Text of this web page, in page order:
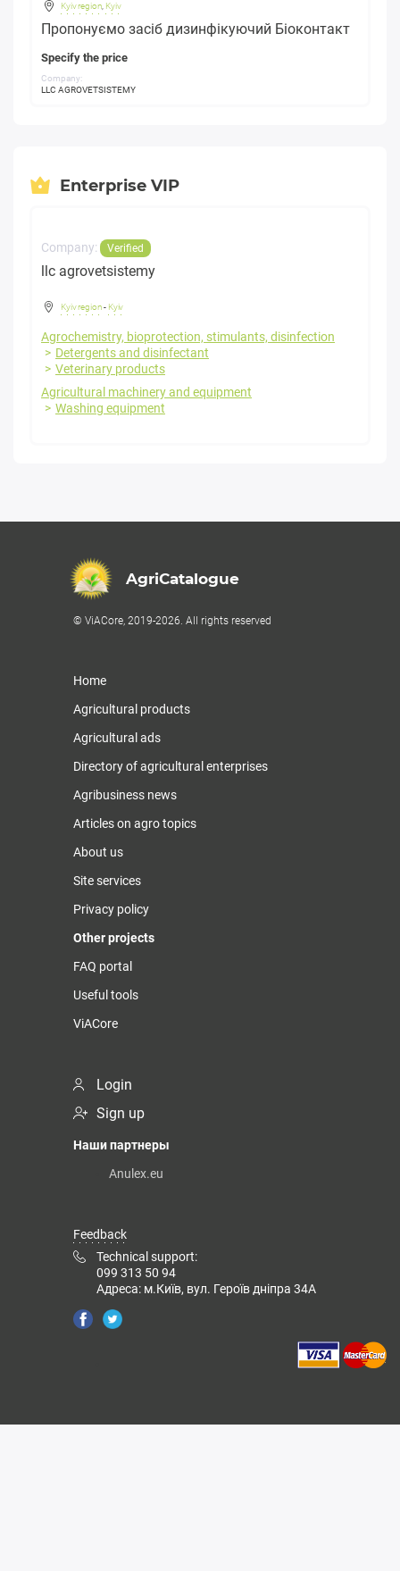
Kyiv region, Kyiv
Пропонуємо засіб дизинфікуючий Біоконтакт
Specify the price
Company:
LLC AGROVETSISTEMY
Enterprise VIP
Company: Verified
llc agrovetsistemy
Kyiv region- Kyiv
Agrochemistry, bioprotection, stimulants, disinfection
Detergents and disinfectant
Veterinary products
Agricultural machinery and equipment
Washing equipment
AgriCatalogue
© ViACore, 2019-2026. All rights reserved
Home
Agricultural products
Agricultural ads
Directory of agricultural enterprises
Agribusiness news
Articles on agro topics
About us
Site services
Privacy policy
Other projects
FAQ portal
Useful tools
ViACore
Login
Sign up
Наши партнеры
Anulex.eu
Feedback
Technical support:
099 313 50 94
Адреса: м.Київ, вул. Героїв дніпра 34А